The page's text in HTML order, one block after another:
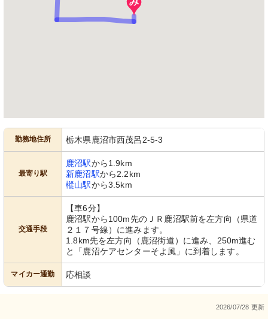
勤務地住所 栃木県鹿沼市西茂呂2-5-3
最寄り駅
鹿沼駅から1.9km
新鹿沼駅から2.2km
樅山駅から3.5km
交通手段
【車6分】
鹿沼駅から100m先のＪＲ鹿沼駅前を左方向（県道
２１７号線）に進みます。
1.8km先を左方向（鹿沼街道）に進み、250m進む
と「鹿沼ケアセンターそよ風」に到着します。
マイカー通勤 応相談
2026/07/28 更新